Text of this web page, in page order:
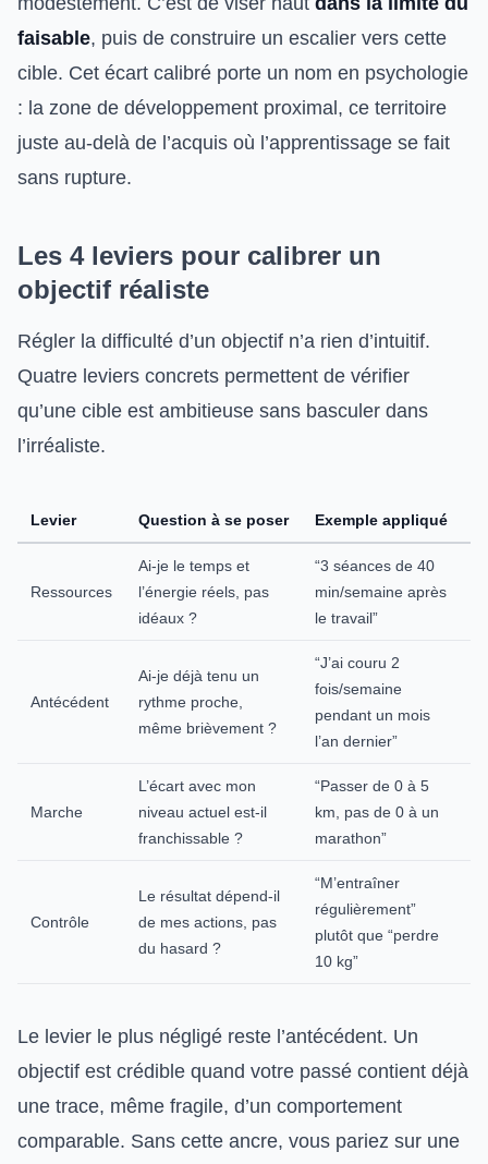
faisable, puis de construire un escalier vers cette
cible. Cet écart calibré porte un nom en psychologie
: la zone de développement proximal, ce territoire
juste au-delà de l’acquis où l’apprentissage se fait
sans rupture.
Les 4 leviers pour calibrer un
objectif réaliste
Régler la difficulté d’un objectif n’a rien d’intuitif.
Quatre leviers concrets permettent de vérifier
qu’une cible est ambitieuse sans basculer dans
l’irréaliste.
Levier Question à se poser Exemple appliqué
Ressources
Ai-je le temps et
l’énergie réels, pas
idéaux ?
“3 séances de 40
min/semaine après
le travail”
Antécédent
Ai-je déjà tenu un
rythme proche,
même brièvement ?
“J’ai couru 2
fois/semaine
pendant un mois
l’an dernier”
Marche
L’écart avec mon
niveau actuel est-il
franchissable ?
“Passer de 0 à 5
km, pas de 0 à un
marathon”
Contrôle
Le résultat dépend-il
de mes actions, pas
du hasard ?
“M’entraîner
régulièrement”
plutôt que “perdre
10 kg”
Le levier le plus négligé reste l’antécédent. Un
objectif est crédible quand votre passé contient déjà
une trace, même fragile, d’un comportement
comparable. Sans cette ancre, vous pariez sur une